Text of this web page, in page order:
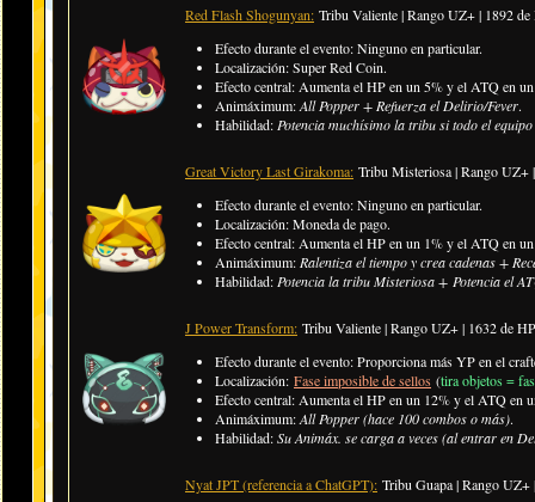
Red Flash Shogunyan: Tribu Valiente | Rango UZ+ | 1892
Efecto durante el evento: Ninguno en particular.
Localización: Super Red Coin.
Efecto central: Aumenta el HP en un 5% y el ATQ en
Animáximum:All Popper + Refuerza el Delirio/Fever.
Habilidad: Potencia muchísimo la tribu si todo el
Great Victory Last Girakoma: Tribu Misteriosa | Rango UZ+
Efecto durante el evento: Ninguno en particular.
Localización: Moneda de pago.
Efecto central: Aumenta el HP en un 1% y el ATQ en
Animáximum: Ralentiza el tiempo y crea cadenas +
Habilidad: Potencia la tribu Misteriosa + Potencia el
J Power Transform: Tribu Valiente | Rango UZ+ | 1632 de
Efecto durante el evento: Proporciona más YP en el
Localización: Fase imposible de sellos (tira objetos =
Efecto central: Aumenta el HP en un 12% y el ATQ en
Animáximum:All Popper (hace 100 combos o más).
Habilidad:Su Animáx. se carga a veces (al entrar en
Nyat JPT (referencia a ChatGPT): Tribu Guapa | Rango